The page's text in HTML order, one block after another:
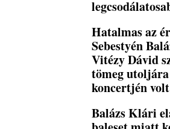
Hatalmas az
Sebestyén
Vitézy Dávid
tömeg
koncertjén volt
Balázs Klári